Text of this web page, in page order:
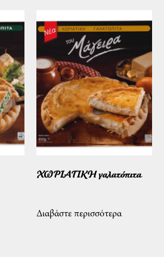
ΧΩΡΙΑΤΙΚΗ γαλατόπιτα
Διαβάστε περισσότερα